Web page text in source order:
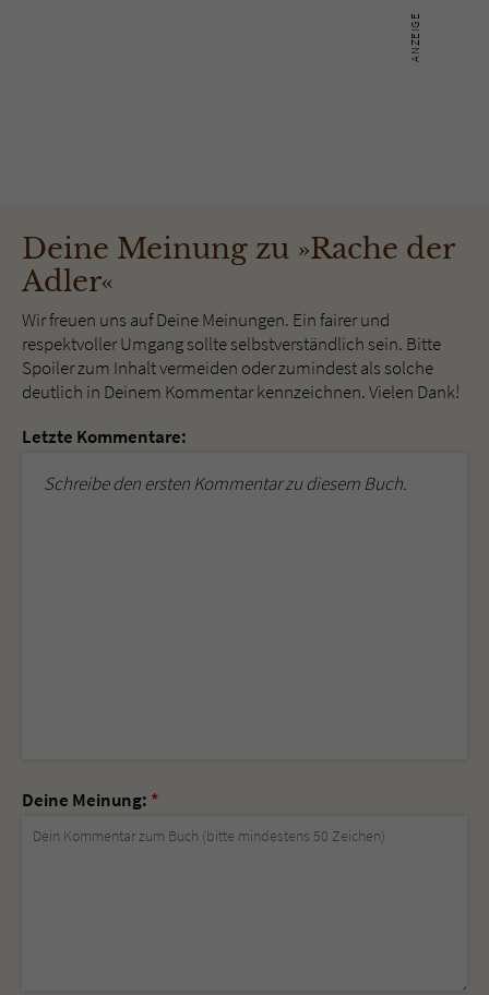
Deine Meinung zu »Rache der
Adler«
Wir freuen uns auf Deine Meinungen. Ein fairer und
respektvoller Umgang sollte selbstverständlich sein. Bitte
Spoiler zum Inhalt vermeiden oder zumindest als solche
deutlich in Deinem Kommentar kennzeichnen. Vielen Dank!
Letzte Kommentare:
Schreibe den ersten Kommentar zu diesem Buch.
Deine Meinung: *